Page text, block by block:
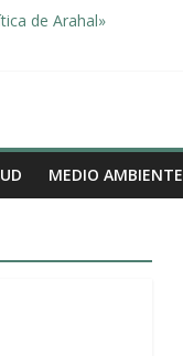
de Arahal»
MEDIO AMBIENTE